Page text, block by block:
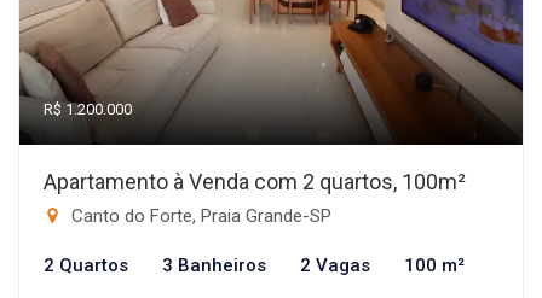
R$ 1.200.000
Apartamento à Venda com 2 quartos, 100m²
Canto do Forte, Praia Grande-SP
2 Quartos 3 Banheiros 2 Vagas 100 m²